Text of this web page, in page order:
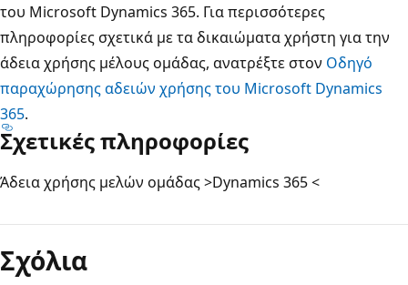
του Microsoft Dynamics 365. Για περισσότερες
πληροφορίες σχετικά με τα δικαιώματα χρήστη για την
άδεια χρήσης μέλους ομάδας, ανατρέξτε στον Οδηγό
παραχώρησης αδειών χρήσης του Microsoft Dynamics
365.
Σχετικές πληροφορίες
Άδεια χρήσης μελών ομάδας >Dynamics 365 <
Σχόλια